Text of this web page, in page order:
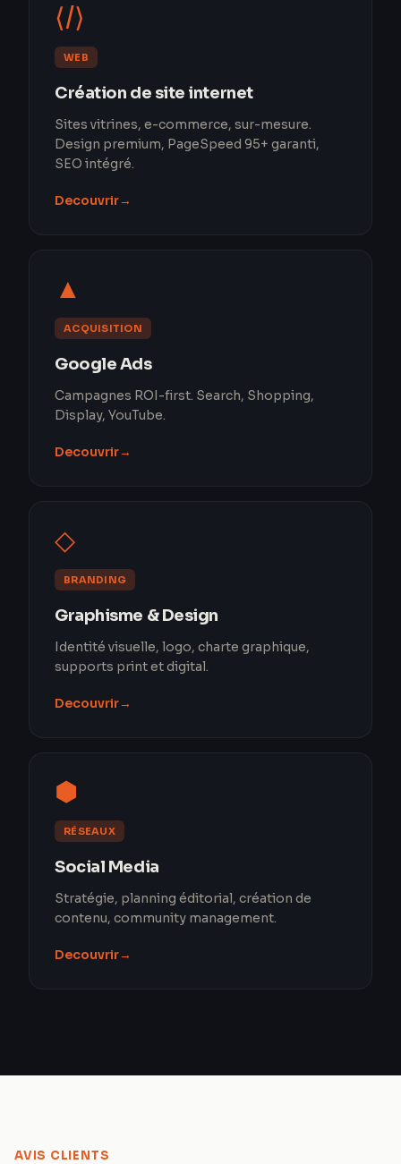
⟨/⟩
WEB
Création de site internet
Sites vitrines, e-commerce, sur-mesure.
Design premium, PageSpeed 95+ garanti,
SEO intégré.
Decouvrir→
▲
ACQUISITION
Google Ads
Campagnes ROI-first. Search, Shopping,
Display, YouTube.
Decouvrir→
◇
BRANDING
Graphisme & Design
Identité visuelle, logo, charte graphique,
supports print et digital.
Decouvrir→
⬢
RÉSEAUX
Social Media
Stratégie, planning éditorial, création de
contenu, community management.
Decouvrir→
AVIS CLIENTS